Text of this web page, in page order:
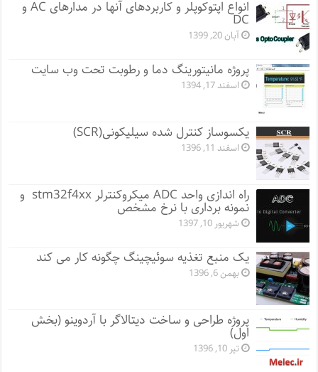
انواع اپتوکوپلر و کاربردهای آنها در مدارهای AC و
DC
آبان 20, 1399
پروژه مانيتورينگ دما و رطوبت تحت وب سایت
اسفند 17, 1394
یکسوساز کنترل شده سیلیکونی(SCR)
اسفند 11, 1396
راه اندازی واحد ADC میکروکنترلر stm32f4xx و
نمونه برداری با نرخ مشخص
شهریور 10, 1397
یک منبع تغذیه سوئیچینگ چگونه کار می کند
بهمن 6, 1396
پروژه طراحی و ساخت دیتالاگر با آردوینو (بخش
اول)
تیر 10, 1396